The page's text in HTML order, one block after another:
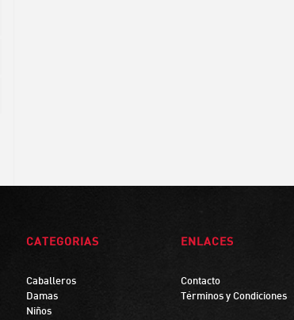
CATEGORIAS
Caballeros
Damas
Niños
ENLACES
Contacto
Términos y Condiciones